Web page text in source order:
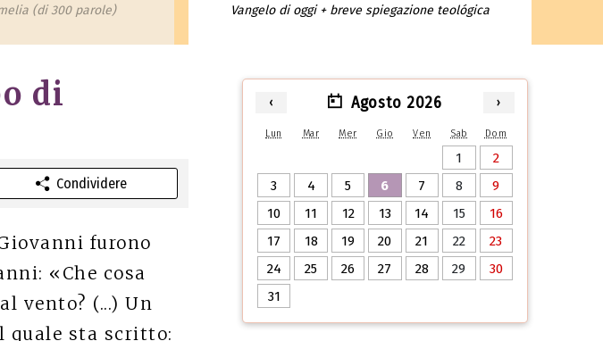
(di 300 parole) Vangelo di oggi + breve spiegazione teológica
di
Condividere
furono
«Che cosa
vento? (...) Un
quale sta scritto:
‹ Agosto 2026 ›
Lun Mar Mer Gio Ven Sab Dom
1
2
3
4 5 6 7 8
9
10
11 12 13 14 15
16
17
18 19 20 21 22
23
24
25 26 27 28 29
30
31